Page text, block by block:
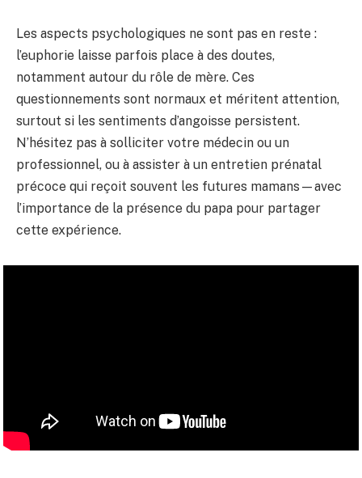
Les aspects psychologiques ne sont pas en reste :
l’euphorie laisse parfois place à des doutes,
notamment autour du rôle de mère. Ces
questionnements sont normaux et méritent attention,
surtout si les sentiments d’angoisse persistent.
N’hésitez pas à solliciter votre médecin ou un
professionnel, ou à assister à un entretien prénatal
précoce qui reçoit souvent les futures mamans — avec
l’importance de la présence du papa pour partager
cette expérience.